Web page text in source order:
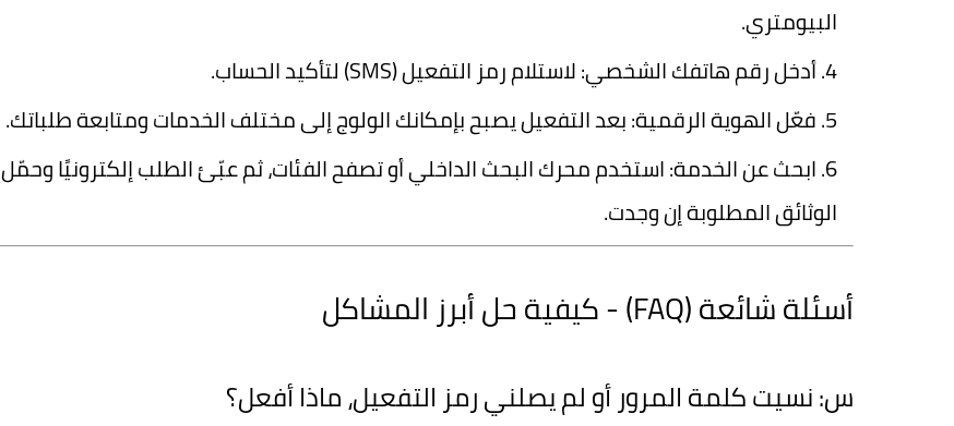
البيومتري.
أدخل رقم هاتفك الشخصي: لاستلام رمز التفعيل (SMS) لتأكيد الحساب.
فعّل الهوية الرقمية: بعد التفعيل يصبح بإمكانك الولوج إلى مختلف الخدمات ومتابعة طلباتك.
ابحث عن الخدمة: استخدم محرك البحث الداخلي أو تصفح الفئات، ثم عبّئ الطلب إلكترونيًا وحمّل
الوثائق المطلوبة إن وجدت.
أسئلة شائعة (FAQ) - كيفية حل أبرز المشاكل
س: نسيت كلمة المرور أو لم يصلني رمز التفعيل، ماذا أفعل؟